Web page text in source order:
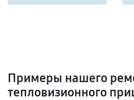
Примеры нашего
тепловизионного